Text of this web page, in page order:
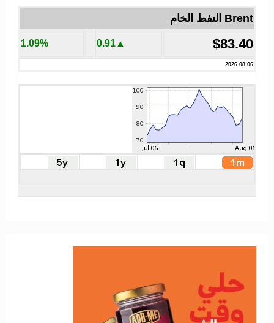
Brent النفط الخام
$83.40
▲0.91
1.09%
2026.08.06